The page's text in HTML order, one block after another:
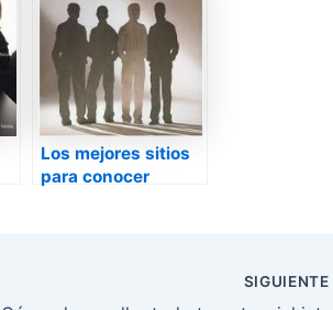
Los mejores sitios
para conocer
SIGUIENTE